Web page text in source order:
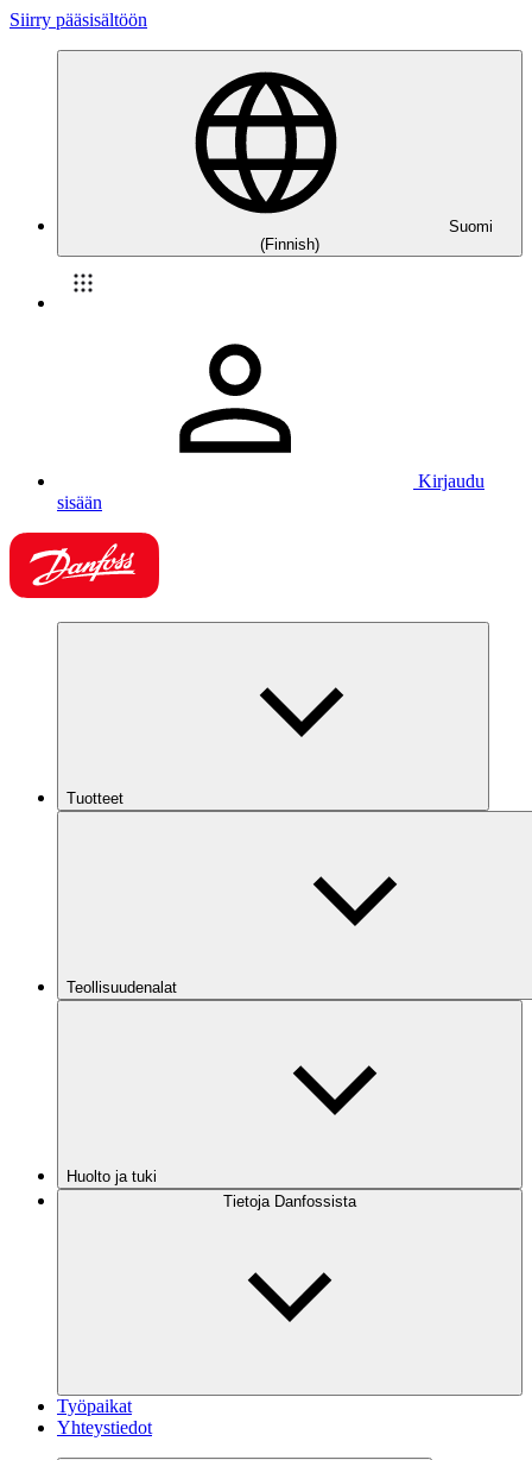
Siirry pääsisältöön
Suomi
(Finnish)
Kirjaudu
sisään
Tuotteet
Teollisuudenalat
Huolto ja tuki
Tietoja Danfossista
Työpaikat
Yhteystiedot